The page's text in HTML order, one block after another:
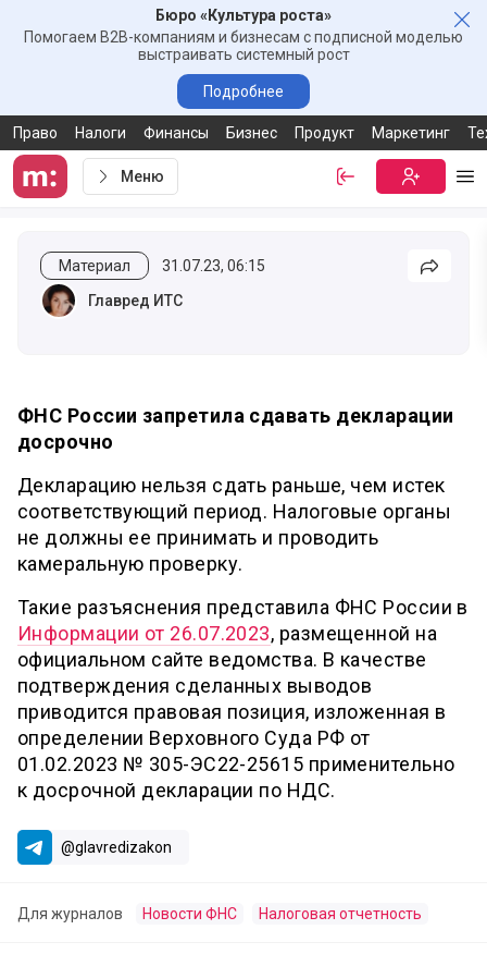
Бюро «Культура роста»
Помогаем B2B-компаниям и бизнесам с подписной моделью
выстраивать системный рост
Подробнее
Право Налоги Финансы Бизнес Продукт Маркетинг
Меню Войти
Материал 31.07.23, 06:15
Главред ИТС
ФНС России запретила сдавать декларации
досрочно
Декларацию нельзя сдать раньше, чем истек
соответствующий период. Налоговые органы
не должны ее принимать и проводить
камеральную проверку.
Такие разъяснения представила ФНС России в
Информации от 26.07.2023, размещенной на
официальном сайте ведомства. В качестве
подтверждения сделанных выводов
приводится правовая позиция, изложенная в
определении Верховного Суда РФ от
01.02.2023 № 305-ЭС22-25615 применительно
к досрочной декларации по НДС.
@glavredizakon
Для журналов Новости ФНС Налоговая отчетность